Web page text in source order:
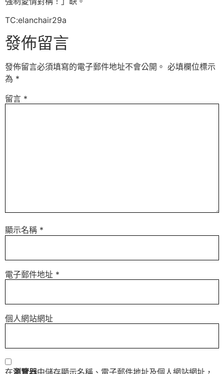
TC:elanchair29a
發佈留言
發佈留言必須填寫的電子郵件地址不會公開。 必填欄位標示
為 *
留言 *
顯示名稱 *
電子郵件地址 *
個人網站網址
在瀏覽器中儲存顯示名稱、電子郵件地址及個人網站網址，